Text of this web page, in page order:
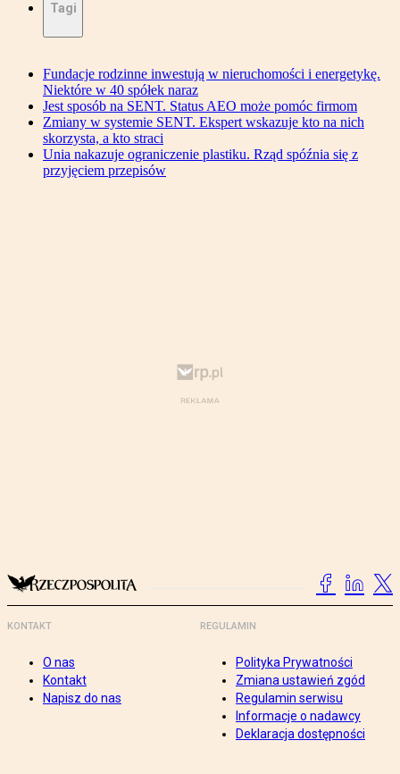
Tagi
Fundacje rodzinne inwestują w nieruchomości i energetykę.
Niektóre w 40 spółek naraz
Jest sposób na SENT. Status AEO może pomóc firmom
Zmiany w systemie SENT. Ekspert wskazuje kto na nich
skorzysta, a kto straci
Unia nakazuje ograniczenie plastiku. Rząd spóźnia się z
przyjęciem przepisów
KONTAKT
O nas
Kontakt
Napisz do nas
REGULAMIN
Polityka Prywatności
Zmiana ustawień zgód
Regulamin serwisu
Informacje o nadawcy
Deklaracja dostępności